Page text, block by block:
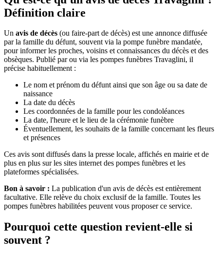
Définition claire
Un avis de décès (ou faire-part de décès) est une annonce diffusée
par la famille du défunt, souvent via la pompe funèbre mandatée,
pour informer les proches, voisins et connaissances du décès et des
obsèques. Publié par ou via les pompes funèbres Travaglini, il
précise habituellement :
Le nom et prénom du défunt ainsi que son âge ou sa date de
naissance
La date du décès
Les coordonnées de la famille pour les condoléances
La date, l'heure et le lieu de la cérémonie funèbre
Éventuellement, les souhaits de la famille concernant les fleurs
et présences
Ces avis sont diffusés dans la presse locale, affichés en mairie et de
plus en plus sur les sites internet des pompes funèbres et les
plateformes spécialisées.
Bon à savoir : La publication d'un avis de décès est entièrement
facultative. Elle relève du choix exclusif de la famille. Toutes les
pompes funèbres habilitées peuvent vous proposer ce service.
Pourquoi cette question revient-elle si
souvent ?